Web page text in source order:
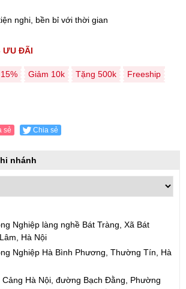
nghi, bền bỉ với thời gian
ƯU ĐÃI
Giảm 10k Tặng 500k Freeship
sẻ Chia sẻ
nhánh
Nghiệp làng nghề Bát Tràng, Xã Bát
Hà Nội
Nghiệp Hà Bình Phương, Thường Tín, Hà
Cảng Hà Nội, đường Bạch Đằng, Phường